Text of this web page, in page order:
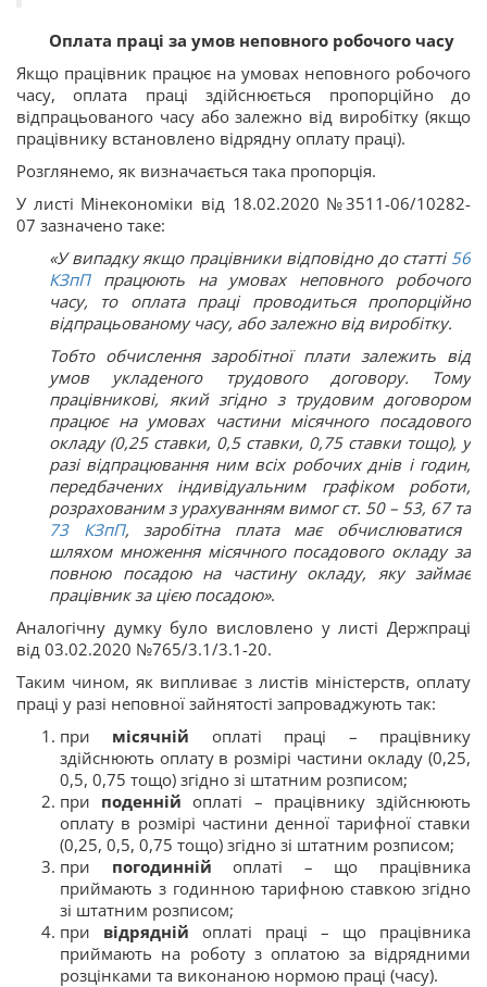
Оплата праці за умов неповного робочого часу
Якщо працівник працює на умовах неповного робочого
часу, оплата праці здійснюється пропорційно до
відпрацьованого часу або залежно від виробітку (якщо
працівнику встановлено відрядну оплату праці).
Розглянемо, як визначається така пропорція.
У листі Мінекономіки від 18.02.2020 №3511-06/10282-
07 зазначено таке:
«У випадку якщо працівники відповідно до статті56
КЗпПпрацюють на умовах неповного робочого
часу, то оплата праці проводиться пропорційно
відпрацьованому часу, або залежно від виробітку.
Тобто обчислення заробітної плати залежить від
умов укладеного трудового договору. Тому
працівникові, який згідно з трудовим договором
працює на умовах частини місячного посадового
окладу (0,25 ставки, 0,5 ставки, 0,75 ставки тощо), у
разі відпрацювання ним всіх робочих днів і годин,
передбачених індивідуальним графіком роботи,
розрахованим з урахуванням вимогст. 50 – 53, 67 та
73 КЗпП, заробітна плата має обчислюватися
шляхом множення місячного посадового окладу за
повною посадою на частину окладу, яку займає
працівник за цією посадою».
Аналогічну думку було висловлено у листі Держпраці
від 03.02.2020 №765/3.1/3.1-20.
Таким чином, як випливає з листів міністерств, оплату
праці у разі неповної зайнятості запроваджують так:
при місячній оплаті праці – працівнику
здійснюють оплату в розмірі частини окладу (0,25,
0,5, 0,75 тощо) згідно зі штатним розписом;
при поденній оплаті – працівнику здійснюють
оплату в розмірі частини денної тарифної ставки
(0,25, 0,5, 0,75 тощо) згідно зі штатним розписом;
при погодинній оплаті – що працівника
приймають з годинною тарифною ставкою згідно
зі штатним розписом;
при відрядній оплаті праці – що працівника
приймають на роботу з оплатою за відрядними
розцінками та виконаною нормою праці (часу).